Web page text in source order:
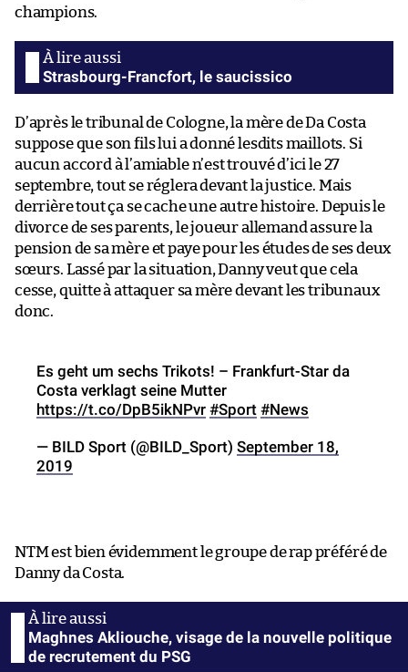
champions.
Strasbourg-Francfort, le saucissico
D’après le tribunal de Cologne, la mère de Da Costa
suppose que son fils lui a donné lesdits maillots. Si
aucun accord à l’amiable n’est trouvé d’ici le 27
septembre, tout se réglera devant la justice. Mais
derrière tout ça se cache une autre histoire. Depuis le
divorce de ses parents, le joueur allemand assure la
pension de sa mère et paye pour les études de ses deux
sœurs. Lassé par la situation, Danny veut que cela
cesse, quitte à attaquer sa mère devant les tribunaux
donc.
Es geht um sechs Trikots! – Frankfurt-Star da
Costa verklagt seine Mutter
https://t.co/DpB5ikNPvr #Sport #News
— BILD Sport (@BILD_Sport) September 18,
2019
NTM est bien évidemment le groupe de rap préféré de
Danny da Costa.
Maghnes Akliouche, visage de la nouvelle politique
de recrutement du PSG